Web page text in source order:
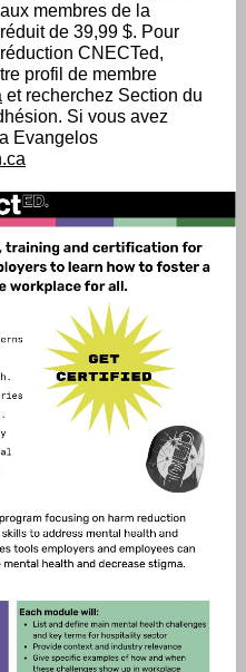
membres de la
de 39,99 $. Pour
CNECTed,
profil de membre
et recherchez Section du
Si vous avez
Evangelos